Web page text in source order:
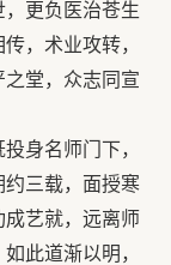
更负医治苍生
，术业攻转，
堂，众志同宣
身名师门下，
约三载，面授寒
艺就，远离师
此道渐以明，